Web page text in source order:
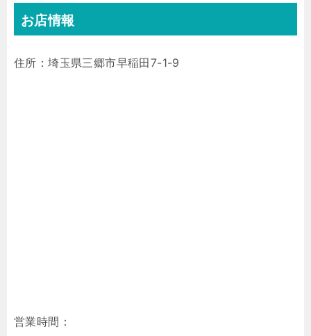
お店情報
住所：埼玉県三郷市早稲田7-1-9
営業時間：